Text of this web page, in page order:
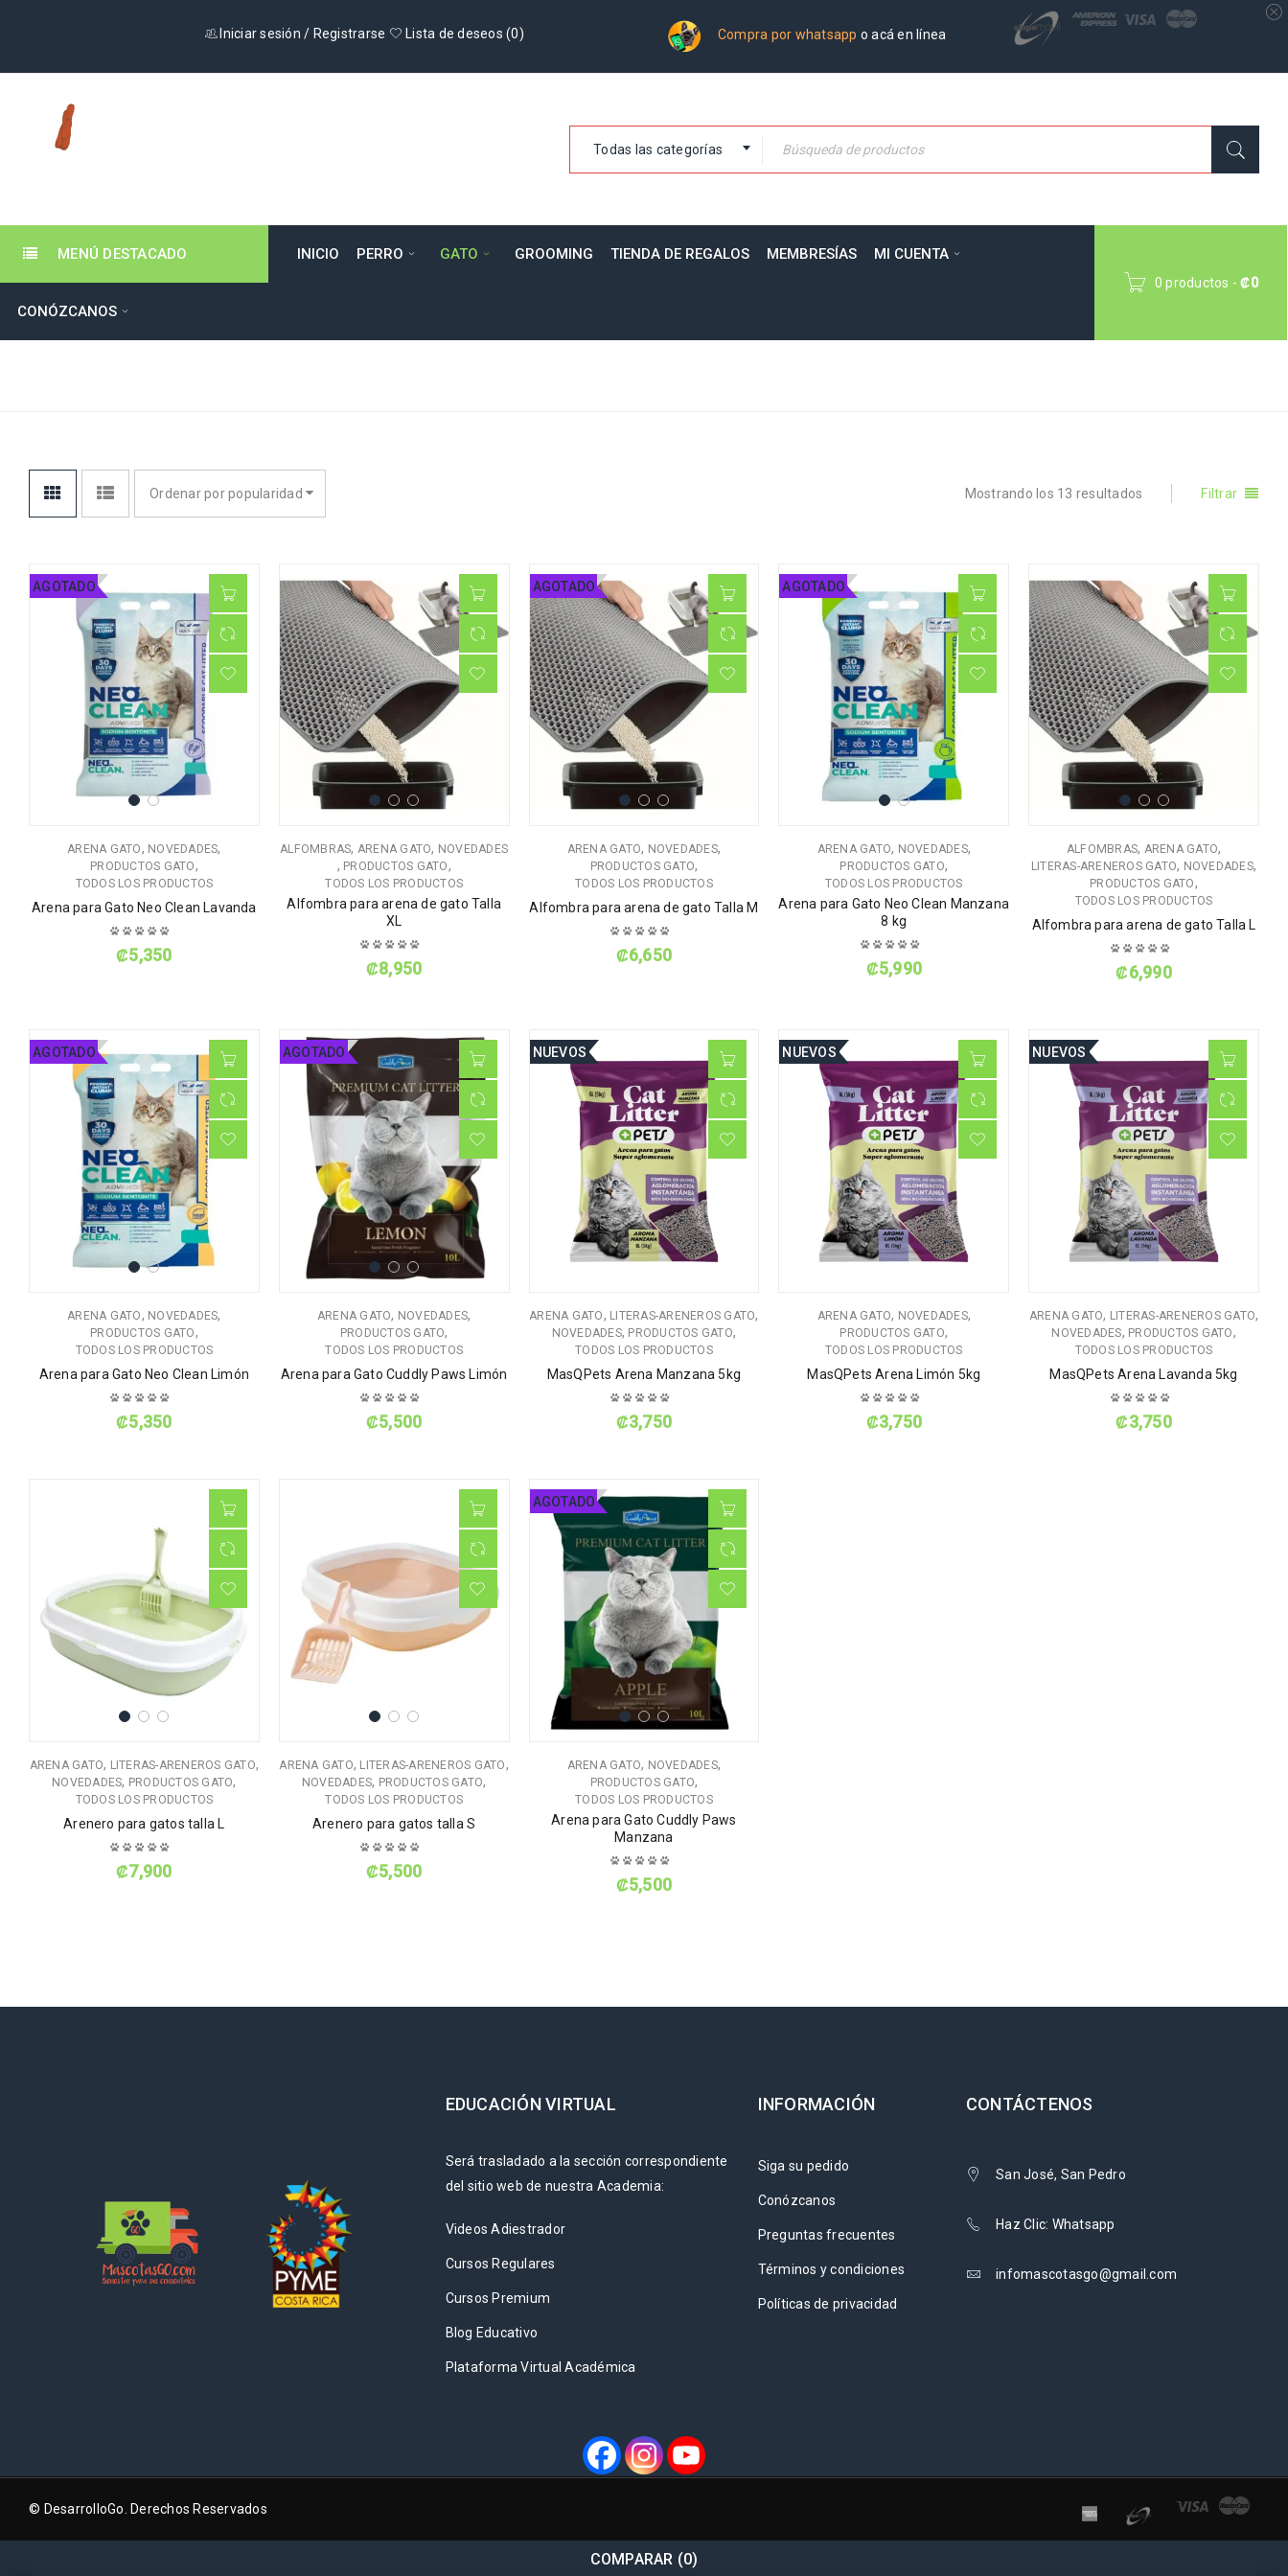
Compra por whatsapp o acá en línea
Iniciar sesión / Registrarse Lista de deseos (0)
Todas las categorías
MENÚ DESTACADO INICIO PERRO GATO GROOMING TIENDA DE REGALOS MEMBRESÍAS MI CUENTA
CONÓZCANOS
0 productos - ₡0
Filtrar
Mostrando los 13 resultados
Ordenar por popularidad
AGOTADO
ARENA GATO, NOVEDADES,
PRODUCTOS GATO,
TODOS LOS PRODUCTOS
Arena para Gato Neo Clean Lavanda
₡5,350
ALFOMBRAS, ARENA GATO, NOVEDADES
, PRODUCTOS GATO,
TODOS LOS PRODUCTOS
Alfombra para arena de gato Talla
XL
₡8,950
AGOTADO
ARENA GATO, NOVEDADES,
PRODUCTOS GATO,
TODOS LOS PRODUCTOS
Alfombra para arena de gato Talla M
₡6,650
AGOTADO
ARENA GATO, NOVEDADES,
PRODUCTOS GATO,
TODOS LOS PRODUCTOS
Arena para Gato Neo Clean Manzana
8 kg
₡5,990
ALFOMBRAS, ARENA GATO,
LITERAS-ARENEROS GATO, NOVEDADES,
PRODUCTOS GATO,
TODOS LOS PRODUCTOS
Alfombra para arena de gato Talla L
₡6,990
AGOTADO
ARENA GATO, NOVEDADES,
PRODUCTOS GATO,
TODOS LOS PRODUCTOS
Arena para Gato Neo Clean Limón
₡5,350
AGOTADO
ARENA GATO, NOVEDADES,
PRODUCTOS GATO,
TODOS LOS PRODUCTOS
Arena para Gato Cuddly Paws Limón
₡5,500
NUEVOS
ARENA GATO, LITERAS-ARENEROS GATO,
NOVEDADES, PRODUCTOS GATO,
TODOS LOS PRODUCTOS
MasQPets Arena Manzana 5kg
₡3,750
NUEVOS
ARENA GATO, NOVEDADES,
PRODUCTOS GATO,
TODOS LOS PRODUCTOS
MasQPets Arena Limón 5kg
₡3,750
NUEVOS
ARENA GATO, LITERAS-ARENEROS GATO,
NOVEDADES, PRODUCTOS GATO,
TODOS LOS PRODUCTOS
MasQPets Arena Lavanda 5kg
₡3,750
ARENA GATO, LITERAS-ARENEROS GATO,
NOVEDADES, PRODUCTOS GATO,
TODOS LOS PRODUCTOS
Arenero para gatos talla L
₡7,900
ARENA GATO, LITERAS-ARENEROS GATO,
NOVEDADES, PRODUCTOS GATO,
TODOS LOS PRODUCTOS
Arenero para gatos talla S
₡5,500
AGOTADO
ARENA GATO, NOVEDADES,
PRODUCTOS GATO,
TODOS LOS PRODUCTOS
Arena para Gato Cuddly Paws
Manzana
₡5,500
EDUCACIÓN VIRTUAL
Será trasladado a la sección correspondiente
del sitio web de nuestra Academia:
Videos Adiestrador
Cursos Regulares
Cursos Premium
Blog Educativo
Plataforma Virtual Académica
INFORMACIÓN
Siga su pedido
Conózcanos
Preguntas frecuentes
Términos y condiciones
Políticas de privacidad
CONTÁCTENOS
San José, San Pedro
Haz Clic: Whatsapp
infomascotasgo@gmail.com
© DesarrolloGo. Derechos Reservados
COMPARAR (0)